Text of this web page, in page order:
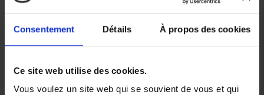
Consentement Détails À propos des cookies
Ce site web utilise des cookies.
Vous voulez un site web qui se souvient de vous et qui
KTM pour Super
159,06 €
Support de valises KTM
1290/1390 Super